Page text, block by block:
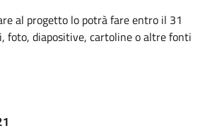
notizia
al progetto lo potrà fare entro il 31
foto, diapositive, cartoline o altre fonti